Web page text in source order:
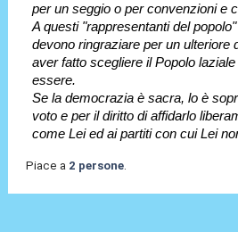
per un seggio o per convenzioni e
A questi "rappresentanti del
devono ringraziare per un ulteriore
aver fatto scegliere il Popolo
essere.
Se la democrazia è sacra, lo è
voto e per il diritto di affidarlo
come Lei ed ai partiti con cui Lei
Piace a 2 persone.